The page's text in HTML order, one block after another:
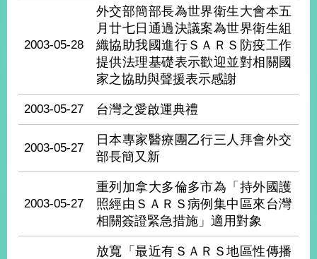
經
落
國
海
平
護
照
2003-05-28
外交部簡部長為世界衛生大會本五
月廿七日通過決議案為世界衛生組
織協助我國進行ＳＡＲＳ防疫工作
提供法理基礎表示歡迎並對相關國
家之協助與聲援表示感謝
2003-05-27 台灣之愛啟運典禮
2003-05-27
日本專家醫療團乙行三人拜會外交
部長簡又新
2003-05-27
重列加拿大多倫多市為「持外國護
照經由ＳＡＲＳ病例集中區來台灣
相關簽證緊急措施」適用對象
放寬「最近有ＳＡＲＳ地區性傳播